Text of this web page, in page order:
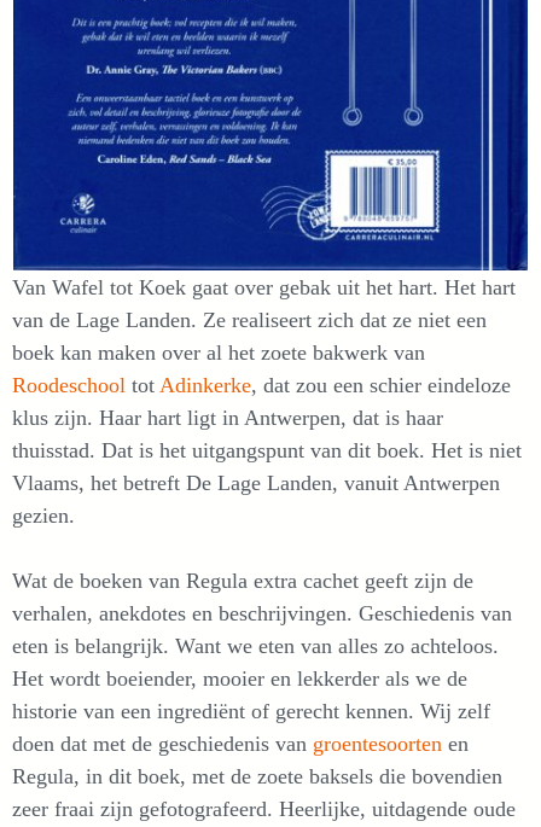
Van Wafel tot Koek gaat over gebak uit het hart. Het hart
van de Lage Landen. Ze realiseert zich dat ze niet een
boek kan maken over al het zoete bakwerk van
Roodeschool tot Adinkerke, dat zou een schier eindeloze
klus zijn. Haar hart ligt in Antwerpen, dat is haar
thuisstad. Dat is het uitgangspunt van dit boek. Het is niet
Vlaams, het betreft De Lage Landen, vanuit Antwerpen
gezien.
Wat de boeken van Regula extra cachet geeft zijn de
verhalen, anekdotes en beschrijvingen. Geschiedenis van
eten is belangrijk. Want we eten van alles zo achteloos.
Het wordt boeiender, mooier en lekkerder als we de
historie van een ingrediënt of gerecht kennen. Wij zelf
doen dat met de geschiedenis van groentesoorten en
Regula, in dit boek, met de zoete baksels die bovendien
zeer fraai zijn gefotografeerd. Heerlijke, uitdagende oude